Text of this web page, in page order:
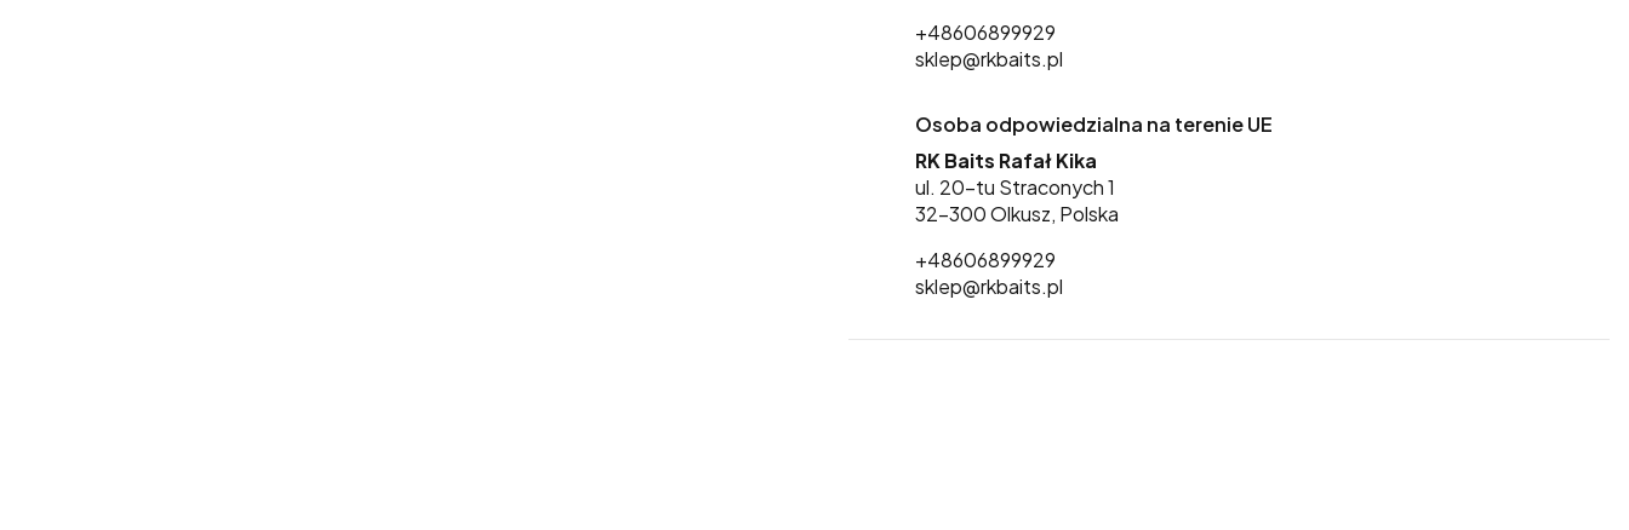
+48606899929
sklep@rkbaits.pl
Osoba odpowiedzialna na terenie UE
RK Baits Rafał Kika
ul. 20-tu Straconych 1
32-300 Olkusz, Polska
+48606899929
sklep@rkbaits.pl